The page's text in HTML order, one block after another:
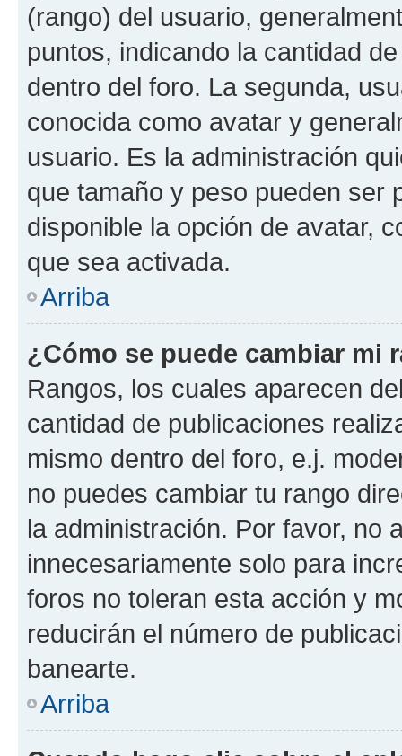
(rango) del usuario,
puntos, indicando la cantidad
dentro del foro. La segunda,
conocida como avatar y
usuario. Es la administración
que tamaño y peso pueden ser
disponible la opción de avatar,
que sea activada.
Arriba
¿Cómo se puede cambiar mi
Rangos, los cuales aparecen
cantidad de publicaciones
mismo dentro del foro, e.j.
no puedes cambiar tu rango
la administración. Por favor, no
innecesariamente solo para
foros no toleran esta acción y
reducirán el número de
banearte.
Arriba